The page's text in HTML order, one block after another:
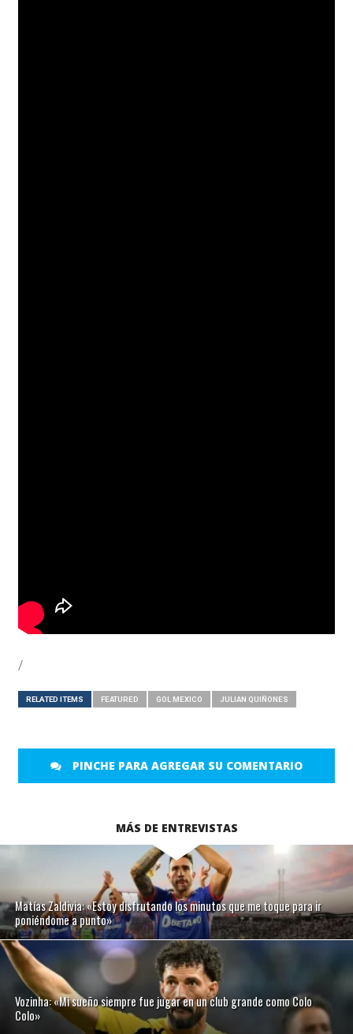
/
RELATED ITEMS FEATURED GOL MEXICO JULIAN QUIÑONES
PINCHE PARA AGREGAR SU COMENTARIO
MÁS DE ENTREVISTAS
Matías Zaldivia: «Estoy disfrutando los minutos que me toque para ir
poniéndome a punto»
Vozinha: «Mi sueño siempre fue jugar en un club grande como Colo
Colo»